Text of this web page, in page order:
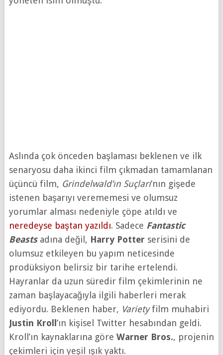
Aslında çok önceden başlaması beklenen ve ilk
senaryosu daha ikinci film çıkmadan tamamlanan
üçüncü film, Grindelwald’ın Suçları’nın gişede
istenen başarıyı verememesi ve olumsuz
yorumlar alması nedeniyle çöpe atıldı ve
neredeyse baştan yazıldı. Sadece Fantastic
Beasts adına değil, Harry Potter serisini de
olumsuz etkileyen bu yapım neticesinde
prodüksiyon belirsiz bir tarihe ertelendi.
Hayranlar da uzun süredir film çekimlerinin ne
zaman başlayacağıyla ilgili haberleri merak
ediyordu. Beklenen haber, Varietyfilm muhabiri
Justin Kroll’ın kişisel Twitter hesabından geldi.
Kroll’ın kaynaklarına göre Warner Bros., projenin
çekimleri için yeşil ışık yaktı.